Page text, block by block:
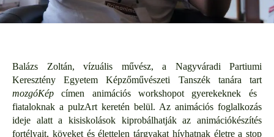
Balázs Zoltán, vízuális művész, a Nagyváradi Partiumi
Keresztény Egyetem Képzőművészeti Tanszék tanára tart
mozgóKép címen animációs workshopot gyerekeknek és
fiataloknak a pulzArt keretén belül. Az animációs foglalkozás
ideje alatt a kisiskolások kiprobálhatják az animációkészítés
fortélyait, köveket és élettelen tárgyakat hívhatnak életre a stop